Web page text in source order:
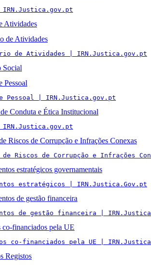
IRN.Justica.gov.pt
Atividades
de Atividades
de Atividades | IRN.Justica.gov.pt
Social
Pessoal
Pessoal | IRN.Justica.gov.pt
Conduta e Ética Institucional
IRN.Justica.gov.pt
Riscos de Corrupção e Infrações Conexas
de Riscos de Corrupção e Infrações
estratégicos governamentais
estratégicos | IRN.Justica.Gov.pt
de gestão financeira
de gestão financeira |
co-financiados pela UE
co-financiados pela UE |
Registos